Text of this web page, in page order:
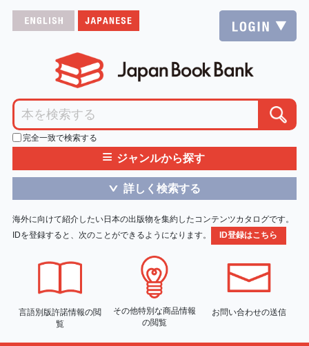
完全一致で検索する
≡ ジャンルから探す
＞ 詳しく検索する
海外に向けて紹介したい日本の出版物を集約したコンテンツカタログです。
IDを登録すると、次のことができるようになります。
ID登録はこちら
言語別版許諾情報の閲
覧
その他特別な商品情報
の閲覧
お問い合わせの送信